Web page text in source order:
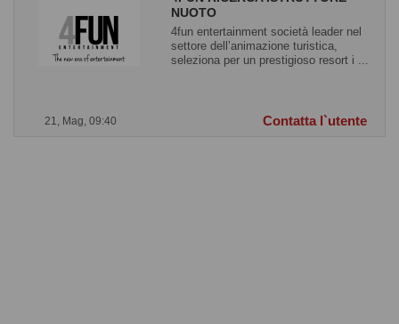
21, Mag, 09:40
NUOTO
4fun entertainment società leader nel
settore dell’animazione turistica,
seleziona per un prestigioso resort i ...
Contatta l`utente